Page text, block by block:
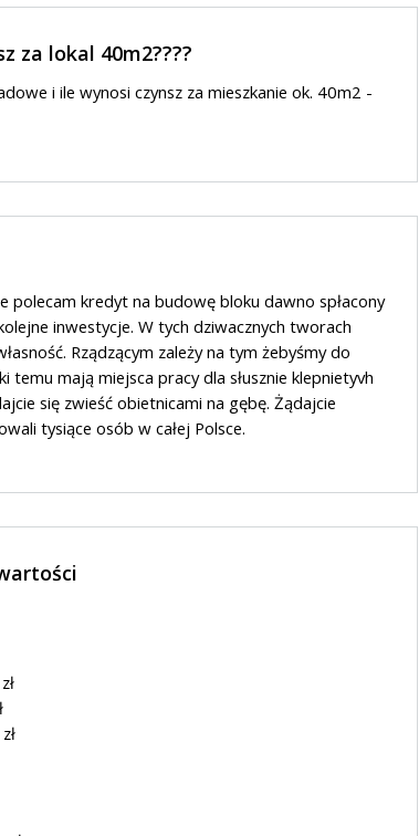
za lokal 40m2????
i ile wynosi czynsz za mieszkanie ok. 40m2 -
polecam kredyt na budowę bloku dawno spłacony
inwestycje. W tych dziwacznych tworach
Rządzącym zależy na tym żebyśmy do
temu mają miejsca pracy dla słusznie klepnietyvh
się zwieść obietnicami na gębę. Żądajcie
tysiące osób w całej Polsce.